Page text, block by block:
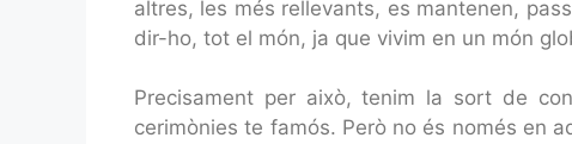
altres, les més rellevants, es mantenen,
dir-ho, tot el món, ja que vivim en un món
Precisament per això, tenim la sort de
cerimònies te famós. Però no és només en